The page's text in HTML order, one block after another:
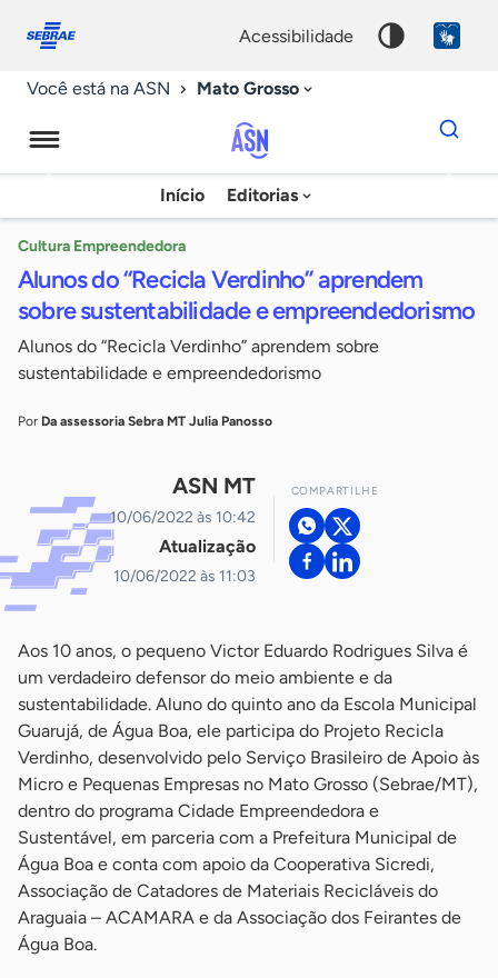
conosco
acessibilidade
Você está na ASN Mato Grosso
Agência
Sebrae
Notícias
Início Editorias
Dados
para
chave
Cultura Empreendedora
Alunos do “Recicla Verdinho” aprendem
sobre sustentabilidade e empreendedorismo
Alunos do “Recicla Verdinho” aprendem sobre
sustentabilidade e empreendedorismo
Por Da assessoria Sebra MT Julia Panosso
ASN MT
10/06/2022 às 10:42
Atualização
10/06/2022 às 11:03
COMPARTILHE
Aos 10 anos, o pequeno Victor Eduardo Rodrigues Silva é
um verdadeiro defensor do meio ambiente e da
sustentabilidade. Aluno do quinto ano da Escola Municipal
Guarujá, de Água Boa, ele participa do Projeto Recicla
Verdinho, desenvolvido pelo Serviço Brasileiro de Apoio às
Micro e Pequenas Empresas no Mato Grosso (Sebrae/MT),
dentro do programa Cidade Empreendedora e
Sustentável, em parceria com a Prefeitura Municipal de
Água Boa e conta com apoio da Cooperativa Sicredi,
Associação de Catadores de Materiais Recicláveis do
Araguaia – ACAMARA e da Associação dos Feirantes de
Água Boa.